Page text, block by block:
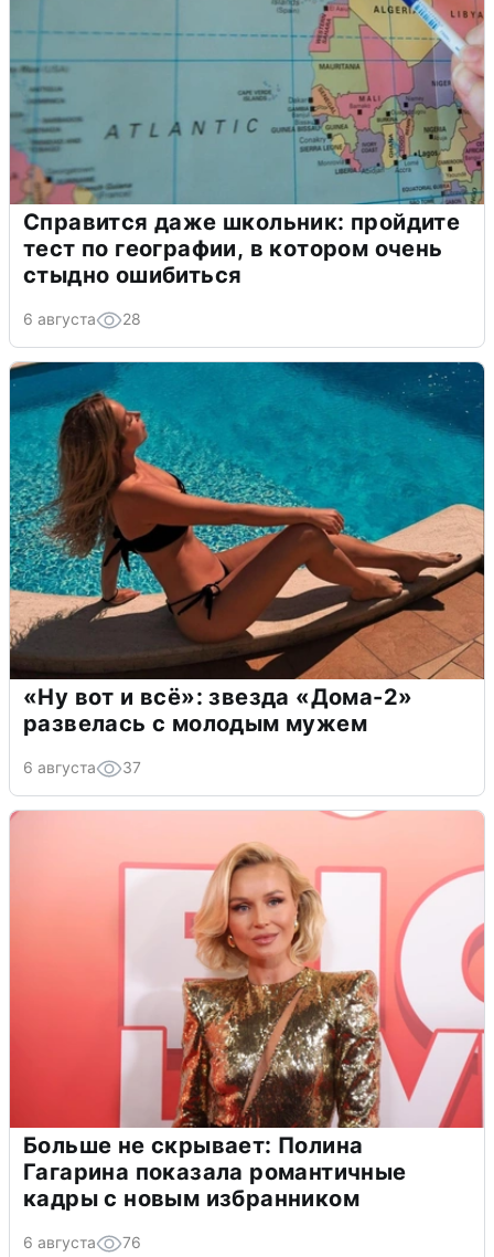
Справится даже школьник: пройдите
тест по географии, в котором очень
стыдно ошибиться
6 августа 28
«Ну вот и всё»: звезда «Дома-2»
развелась с молодым мужем
6 августа 37
Больше не скрывает: Полина
Гагарина показала романтичные
кадры с новым избранником
6 августа 76